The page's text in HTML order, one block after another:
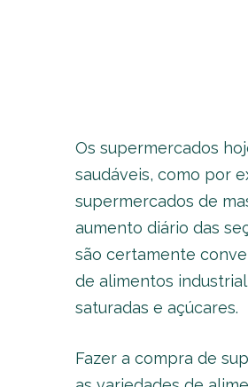
Os supermercados
saudáveis, como por
supermercados de
aumento diário das
são certamente
de alimentos
saturadas e açúcares.
Fazer a compra de